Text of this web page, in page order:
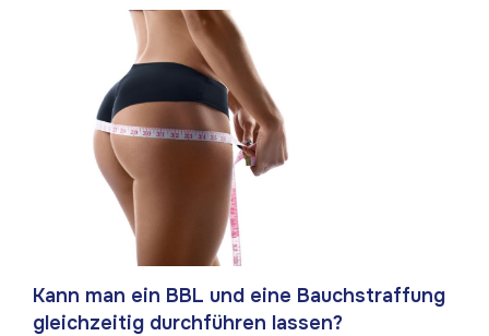
Kann man ein BBL und eine Bauchstraffung
gleichzeitig durchführen lassen?